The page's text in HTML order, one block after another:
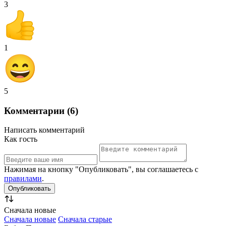
3
1
5
Комментарии (6)
Написать комментарий
Как гость
Нажимая на кнопку "Опубликовать", вы соглашаетесь с
правилами.
Сначала новые
Сначала новые Сначала старые